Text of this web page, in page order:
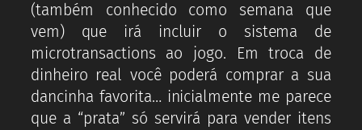
(também conhecido como semana que
vem) que irá incluir o sistema de
microtransactions ao jogo. Em troca de
dinheiro real você poderá comprar a sua
dancinha favorita… inicialmente me parece
que a “prata” só servirá para vender itens